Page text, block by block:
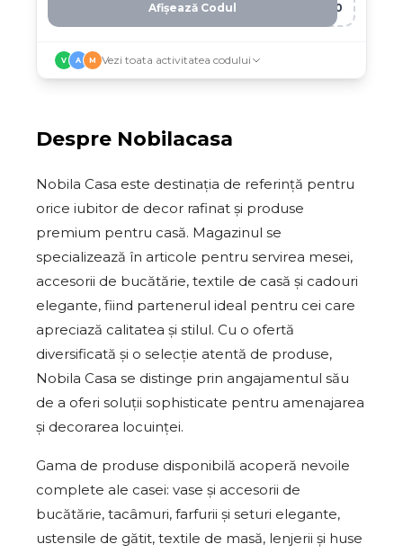
100
Afișează Codul
V A M Vezi toata activitatea codului
Despre Nobilacasa
Nobila Casa este destinația de referință pentru
orice iubitor de decor rafinat și produse
premium pentru casă. Magazinul se
specializează în articole pentru servirea mesei,
accesorii de bucătărie, textile de casă și cadouri
elegante, fiind partenerul ideal pentru cei care
apreciază calitatea și stilul. Cu o ofertă
diversificată și o selecție atentă de produse,
Nobila Casa se distinge prin angajamentul său
de a oferi soluții sophisticate pentru amenajarea
și decorarea locuinței.
Gama de produse disponibilă acoperă nevoile
complete ale casei: vase și accesorii de
bucătărie, tacâmuri, farfurii și seturi elegante,
ustensile de gătit, textile de masă, lenjerii și huse